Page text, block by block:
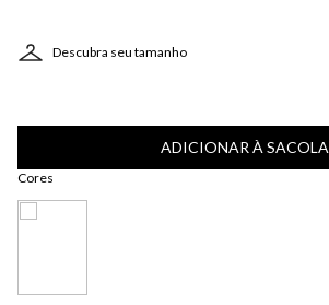
Descubra seu tamanho
ADICIONAR À SACOLA
Cores